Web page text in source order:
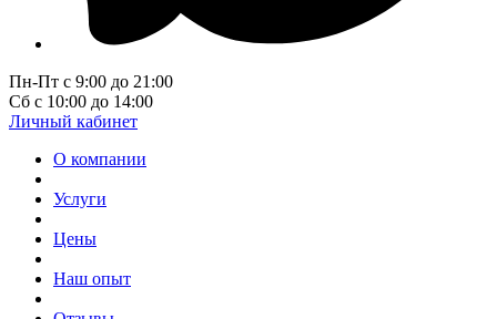
Пн-Пт с 9:00 до 21:00
Сб с 10:00 до 14:00
Личный кабинет
О компании
Услуги
Цены
Наш опыт